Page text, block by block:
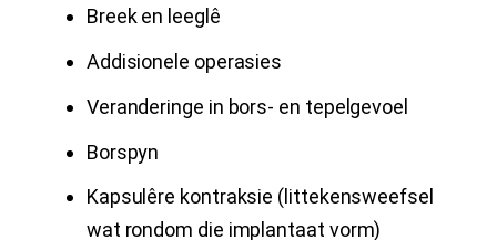
Breek en leeglê
Addisionele operasies
Veranderinge in bors- en tepelgevoel
Borspyn
Kapsulêre kontraksie (littekensweefsel
wat rondom die implantaat vorm)